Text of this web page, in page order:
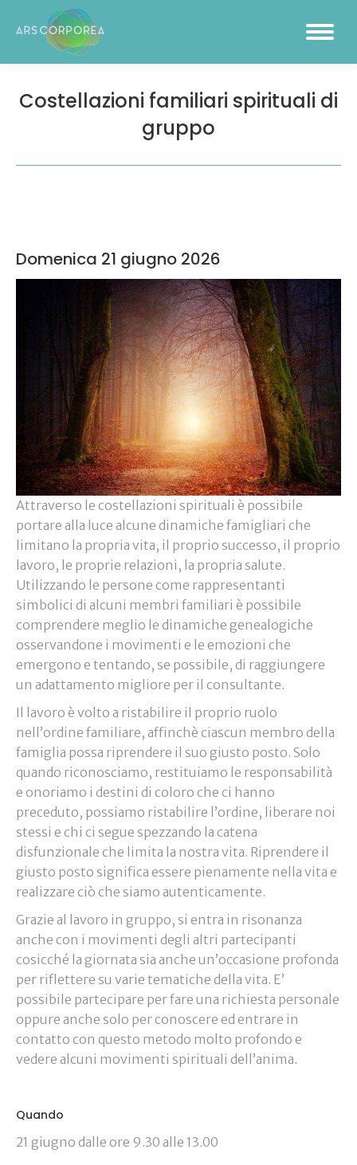
Costellazioni familiari spirituali di
gruppo
Domenica 21 giugno 2026
Attraverso le costellazioni spirituali è possibile
portare alla luce alcune dinamiche famigliari che
limitano la propria vita, il proprio successo, il proprio
lavoro, le proprie relazioni, la propria salute.
Utilizzando le persone come rappresentanti
simbolici di alcuni membri familiari è possibile
comprendere meglio le dinamiche genealogiche
osservandone i movimenti e le emozioni che
emergono e tentando, se possibile, di raggiungere
un adattamento migliore per il consultante.
Il lavoro è volto a ristabilire il proprio ruolo
nell’ordine familiare, affinchè ciascun membro della
famiglia possa riprendere il suo giusto posto. Solo
quando riconosciamo, restituiamo le responsabilità
e onoriamo i destini di coloro che ci hanno
preceduto, possiamo ristabilire l’ordine, liberare noi
stessi e chi ci segue spezzando la catena
disfunzionale che limita la nostra vita. Riprendere il
giusto posto significa essere pienamente nella vita e
realizzare ciò che siamo autenticamente.
Grazie al lavoro in gruppo, si entra in risonanza
anche con i movimenti degli altri partecipanti
cosicché la giornata sia anche un’occasione profonda
per riflettere su varie tematiche della vita. E’
possibile partecipare per fare una richiesta personale
oppure anche solo per conoscere ed entrare in
contatto con questo metodo molto profondo e
vedere alcuni movimenti spirituali dell’anima.
Quando
21 giugno dalle ore 9.30 alle 13.00